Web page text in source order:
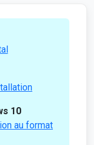
10
au format